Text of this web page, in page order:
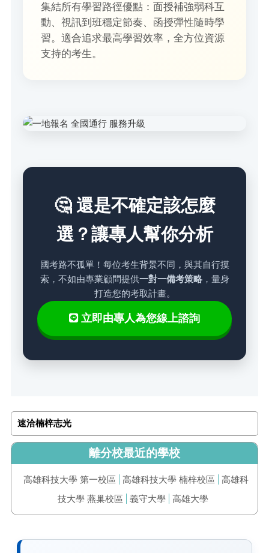
集結所有學習路徑優點：面授補強弱科互
動、視訊到班穩定節奏、函授彈性隨時學
習。適合追求最高學習效率，全方位資源
支持的考生。
🤔 還是不確定該怎麼
選？讓專人幫你分析
國考路不孤單！每位考生背景不同，與其自行摸
索，不如由專業顧問提供一對一備考策略，量身
打造您的考取計畫。
立即由專人為您線上諮詢
速洽楠梓志光
離分校最近的學校
高雄科技大學 第一校區 高雄科技大學 楠梓校區
高雄科
技大學 燕巢校區
義守大學 高雄大學